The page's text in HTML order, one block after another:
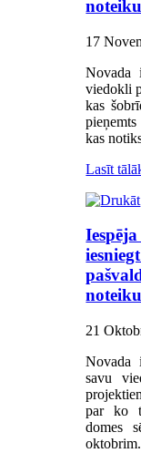
17
Novada
viedokli
kas
kas
Lasīt
21
Novada
savu
par ko
domes
oktobrim.